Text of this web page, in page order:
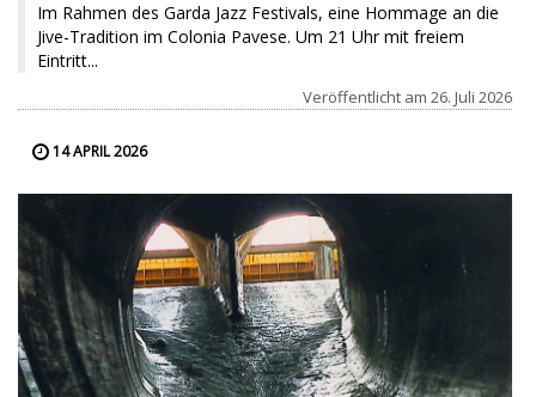
Im Rahmen des Garda Jazz Festivals, eine Hommage an die
Jive-Tradition im Colonia Pavese. Um 21 Uhr mit freiem
Eintritt...
Veröffentlicht am 26. Juli 2026
14 APRIL 2026